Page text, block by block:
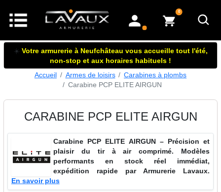
mon compte
0articles dans le panier
☀️ Votre armurerie à Neufchâteau vous accueille tout l'été,
non-stop et aux horaires habituels !
Accueil
Armes de loisirs
Carabines à plombs
Carabine PCP ELITE AIRGUN
CARABINE PCP ELITE AIRGUN
Carabine PCP ELITE AIRGUN – Précision et
plaisir du tir à air comprimé. Modèles
performants en stock réel immédiat,
expédition rapide par Armurerie Lavaux.
En savoir plus